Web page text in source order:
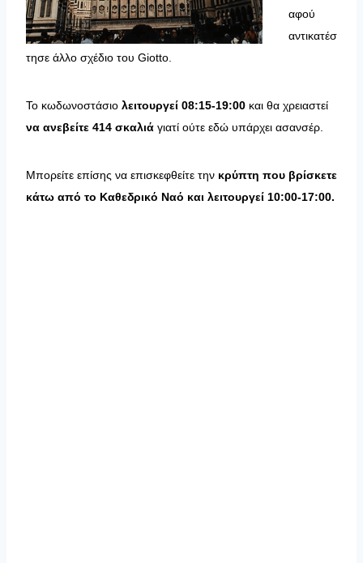
αφού
αντικατέσ
τησε άλλο σχέδιο του Giotto.
Το κωδωνοστάσιο λειτουργεί 08:15-19:00 και θα χρειαστεί
να ανεβείτε 414 σκαλιά γιατί ούτε εδώ υπάρχει ασανσέρ.
Μπορείτε επίσης να επισκεφθείτε την κρύπτη που βρίσκετε
κάτω από το Καθεδρικό Ναό και λειτουργεί 10:00-17:00.